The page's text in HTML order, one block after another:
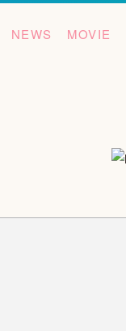
NEWS MOVIE